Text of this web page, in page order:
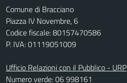
Comune di Bracciano
Piazza IV Novembre, 6
Codice fiscale: 80157470586
P. IVA: 01119051009
Ufficio Relazioni con il Pubblico - URP
Numero verde: 06 998161